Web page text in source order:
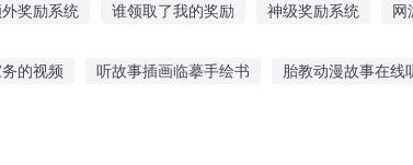
奖励系统 谁领取了我的奖励 神级奖励系统 网
的视频 听故事插画临摹手绘书 胎教动漫故事在线